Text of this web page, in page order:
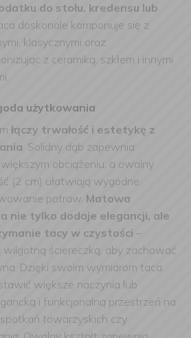
do stołu, kredensu lub
doskonale komponuje się z
klasycznymi oraz
z ceramiką, szkłem i innymi
użytkowania
łączy trwałość i estetykę z
. Solidny dąb zapewnia
obciążeniu, a owalny
(2 cm) ułatwiają wygodne
potraw. Matowa
nie tylko dodaje elegancji, ale
tacy w czystości –
ściereczką, aby zachować
Dzięki swoim wymiarom taca
większe naczynia lub
i funkcjonalną przestrzeń na
towarzyskich czy